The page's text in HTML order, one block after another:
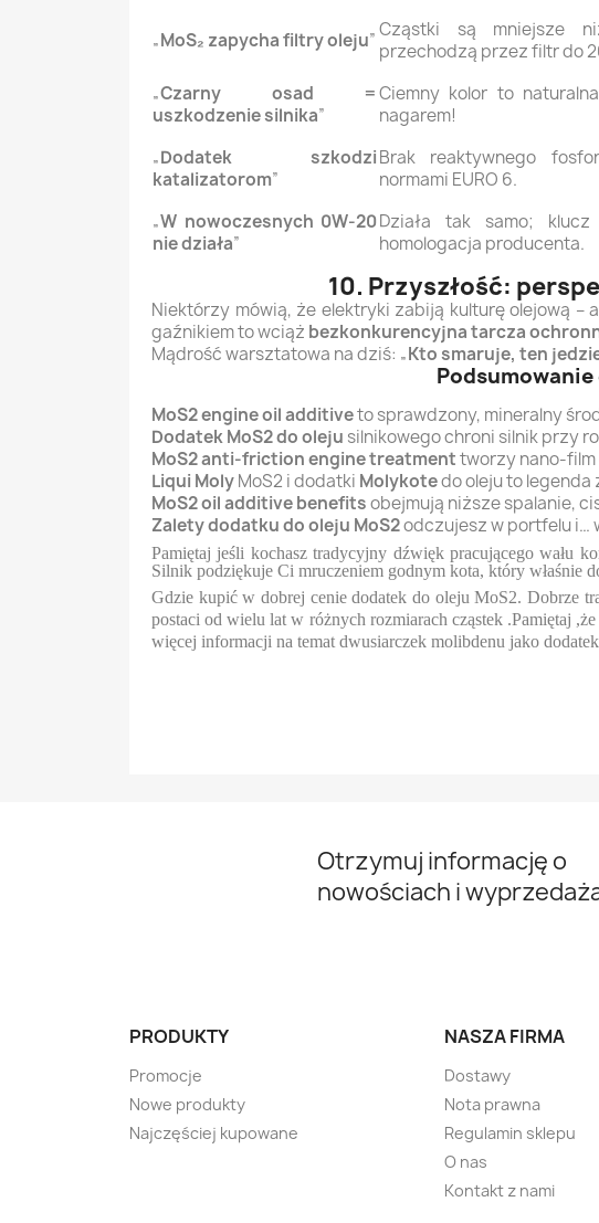
„MoS₂ zapycha filtry oleju”Cząstki są mniejsze
przechodzą przez filtr do
„Czarny osad =
uszkodzenie silnika”
Ciemny kolor to
nagarem!
„Dodatek szkodzi
katalizatorom”
Brak reaktywnego
normami EURO 6.
„W nowoczesnych 0W-20
nie działa”
Działa tak samo;
homologacja producenta.
10. Przyszłość:
Niektórzy mówią, że elektryki zabiją kulturę olejową –
gaźnikiem to wciąż bezkonkurencyjna tarcza
Mądrość warsztatowa na dziś: „Kto smaruje, ten
MoS2 engine oil additiveto sprawdzony, mineralny
Dodatek MoS2 do oleju silnikowego chroni silnik przy
MoS2 anti-friction engine treatmenttworzy nano-film
Liqui MolyMoS2 i dodatki Molykotedo oleju to
MoS2 oil additive benefitsobejmują niższe spalanie,
Zalety dodatku do oleju MoS2odczujesz w portfelu i…
Pamiętaj jeśli kochasz tradycyjny dźwięk pracującego wału
Silnik podziękuje Ci mruczeniem godnym kota, który właśnie
Gdzie kupić w dobrej cenie dodatek do oleju MoS2. Dobrze
postaci od wielu lat w różnych rozmiarach cząstek .Pamiętaj
więcej informacji na temat dwusiarczek molibdenu jako
Otrzymuj informację o
nowościach i
PRODUKTY
Promocje
Nowe produkty
Najczęściej kupowane
NASZA FIRMA
Dostawy
Nota prawna
Regulamin sklepu
O nas
Kontakt z nami